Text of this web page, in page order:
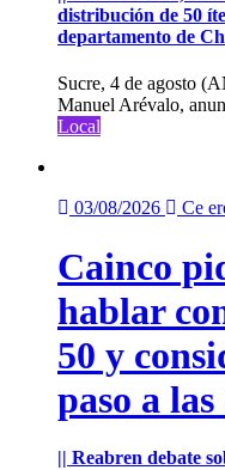
distribución de 50
departamento de
Sucre, 4 de agosto
Manuel Arévalo,
Local
03/08/2026 Ce
Cainco
hablar
50 y
paso a
|| Reabren debate